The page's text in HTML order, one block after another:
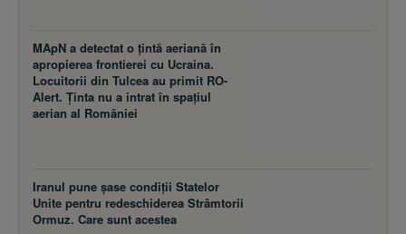
MApN a detectat o țintă aeriană în
apropierea frontierei cu Ucraina.
Locuitorii din Tulcea au primit RO-
Alert. Ținta nu a intrat în spațiul
aerian al României
Ormuz. Care sunt acestea